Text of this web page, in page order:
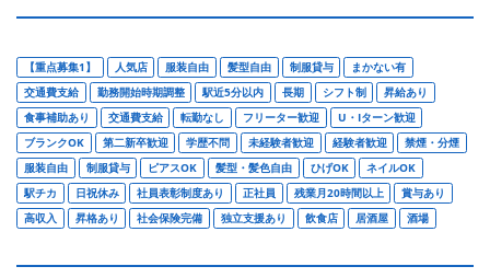
【重点募集1】 人気店 服装自由 髪型自由 制服貸与
まかない有
交通費支給
勤務開始時期調整 駅近5分以内 長期 シフト制
昇給あり
食事補助あり
交通費支給 転勤なし フリーター歓迎
U・Iターン歓迎
ブランクOK
第二新卒歓迎 学歴不問 未経験者歓迎 経験者歓迎
禁煙・分煙
服装自由
制服貸与 ピアスOK 髪型・髪色自由 ひげOK
ネイルOK
駅チカ
日祝休み 社員表彰制度あり 正社員 残業月20時間以上
賞与あり
高収入
昇格あり 社会保険完備 独立支援あり 飲食店 居酒屋 酒場